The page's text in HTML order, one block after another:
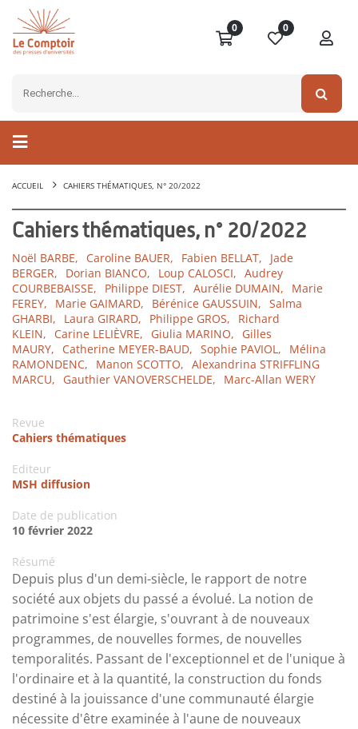
0 0
ACCUEIL CAHIERS THÉMATIQUES, N° 20/2022
Cahiers thématiques, n° 20/2022
Noël BARBE, Caroline BAUER, Fabien BELLAT,
Jade
BERGER,
Dorian BIANCO, Loup CALOSCI, Audrey
COURBEBAISSE,
Philippe DIEST, Aurélie DUMAIN,
Marie
FEREY,
Marie GAIMARD, Bérénice GAUSSUIN, Salma
GHARBI,
Laura GIRARD, Philippe GROS,
Richard
KLEIN,
Carine LELIÈVRE, Giulia MARINO,
Gilles
MAURY,
Catherine MEYER-BAUD, Sophie PAVIOL,
Mélina
RAMONDENC,
Manon SCOTTO, Alexandrina STRIFFLING
MARCU,
Gauthier VANOVERSCHELDE, Marc-Allan WERY
Revue
Cahiers thématiques
Editeur
MSH diffusion
Date de publication
10 février 2022
Résumé
Depuis plus d'un demi-siècle, le rapport de notre
société aux objets du passé a évolué. La notion de
patrimoine s'est élargie, s'ouvrant à de nouveaux
programmes, de nouvelles formes, de nouvelles
temporalités. Passant de l'exceptionnel et de l'unique à
l'ordinaire et à la quantité, la construction du fonds
destiné à la jouissance d'une communauté élargie
nécessite d'être examinée à l'aune de nouveaux